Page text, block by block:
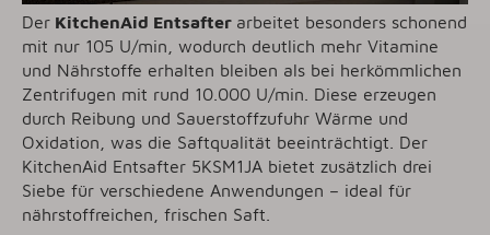
Der KitchenAid Entsafter arbeitet besonders schonend
mit nur 105 U/min, wodurch deutlich mehr Vitamine
und Nährstoffe erhalten bleiben als bei herkömmlichen
Zentrifugen mit rund 10.000 U/min. Diese erzeugen
durch Reibung und Sauerstoffzufuhr Wärme und
Oxidation, was die Saftqualität beeinträchtigt. Der
KitchenAid Entsafter 5KSM1JA bietet zusätzlich drei
Siebe für verschiedene Anwendungen – ideal für
nährstoffreichen, frischen Saft.